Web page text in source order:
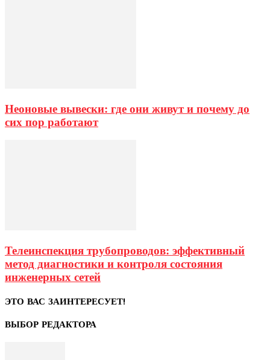
Неоновые вывески: где они живут и почему до
сих пор работают
Телеинспекция трубопроводов: эффективный
метод диагностики и контроля состояния
инженерных сетей
ЭТО ВАС ЗАИНТЕРЕСУЕТ!
ВЫБОР РЕДАКТОРА